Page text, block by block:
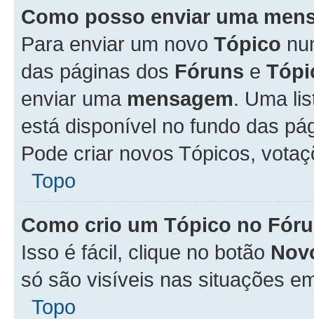
Como posso enviar uma
Para enviar um novo Tópico
das páginas dos Fóruns e
enviar uma mensagem. Uma
está disponível no fundo das
Pode criar novos Tópicos,
Topo
Como crio um Tópico no
Isso é fácil, clique no botão
só são visíveis nas situações
Topo